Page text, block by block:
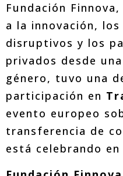
Fundación
a la innovación,
disruptivos y los
privados desde
género, tuvo una
participación en
evento europeo
transferencia de
está celebrando en